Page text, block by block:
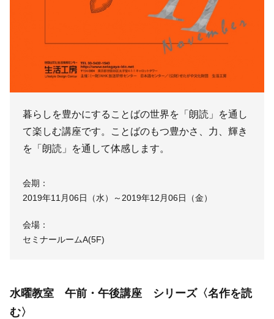
暮らしを豊かにすることばの世界を「朗読」を通し
て楽しむ講座です。ことばのもつ豊かさ、力、輝き
を「朗読」を通して体感します。
会期：
2019年11月06日（水）～2019年12月06日（金）
会場：
セミナールームA(5F)
水曜教室 午前・午後講座 シリーズ〈名作を読
む〉